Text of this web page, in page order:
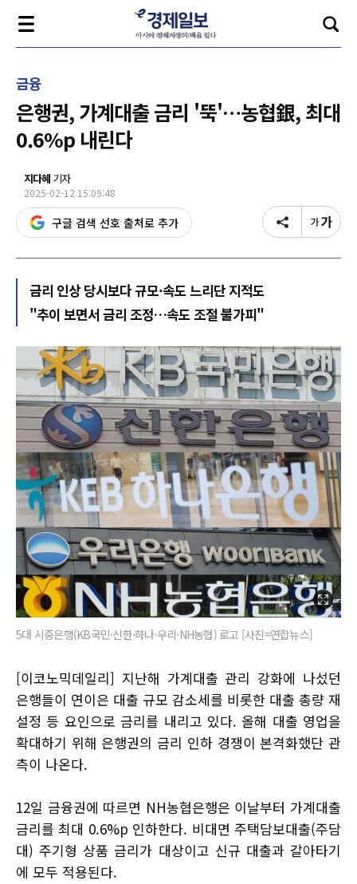
금융
은행권, 가계대출 금리 '뚝'…농협銀, 최대
0.6%p 내린다
지다혜 기자
2025-02-12 15:09:48
구글 검색 선호 출처로 추가
금리 인상 당시보다 규모·속도 느리단 지적도
"추이 보면서 금리 조정…속도 조절 불가피"
5대 시중은행(KB국민·신한·하나·우리·NH농협) 로고 [사진=연합뉴스]
[이코노믹데일리] 지난해 가계대출 관리 강화에 나섰던
은행들이 연이은 대출 규모 감소세를 비롯한 대출 총량 재
설정 등 요인으로 금리를 내리고 있다. 올해 대출 영업을
확대하기 위해 은행권의 금리 인하 경쟁이 본격화했단 관
측이 나온다.
12일 금융권에 따르면 NH농협은행은 이날부터 가계대출
금리를 최대 0.6%p 인하한다. 비대면 주택담보대출(주담
대) 주기형 상품 금리가 대상이고 신규 대출과 갈아타기
에 모두 적용된다.